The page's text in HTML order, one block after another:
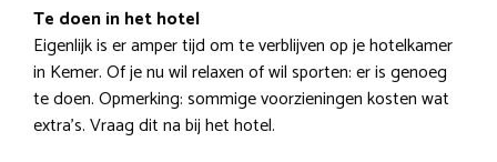
Te doen in het hotel
Eigenlijk is er amper tijd om te verblijven op je hotelkamer
in Kemer. Of je nu wil relaxen of wil sporten: er is genoeg
te doen. Opmerking: sommige voorzieningen kosten wat
extra’s. Vraag dit na bij het hotel.